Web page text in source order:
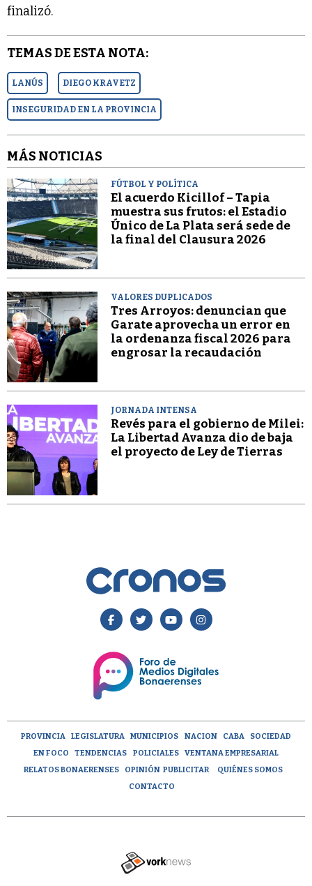
finalizó.
TEMAS DE ESTA NOTA:
LANÚS DIEGO KRAVETZ
INSEGURIDAD EN LA PROVINCIA
MÁS NOTICIAS
FÚTBOL Y POLÍTICA
El acuerdo Kicillof – Tapia
muestra sus frutos: el Estadio
Único de La Plata será sede de
la final del Clausura 2026
VALORES DUPLICADOS
Tres Arroyos: denuncian que
Garate aprovecha un error en
la ordenanza fiscal 2026 para
engrosar la recaudación
JORNADA INTENSA
Revés para el gobierno de Milei:
La Libertad Avanza dio de baja
el proyecto de Ley de Tierras
PROVINCIA LEGISLATURA MUNICIPIOS NACION CABA
SOCIEDAD
EN FOCO
TENDENCIAS POLICIALES
VENTANA EMPRESARIAL
RELATOS BONAERENSES
OPINIÓN PUBLICITAR
QUIÉNES SOMOS
CONTACTO